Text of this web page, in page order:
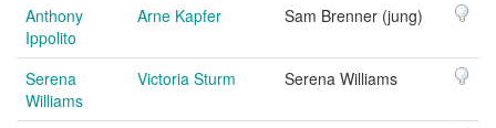
Anthony
Ippolito
Arne Kapfer Sam Brenner (jung)
Serena
Williams
Victoria Sturm Serena Williams